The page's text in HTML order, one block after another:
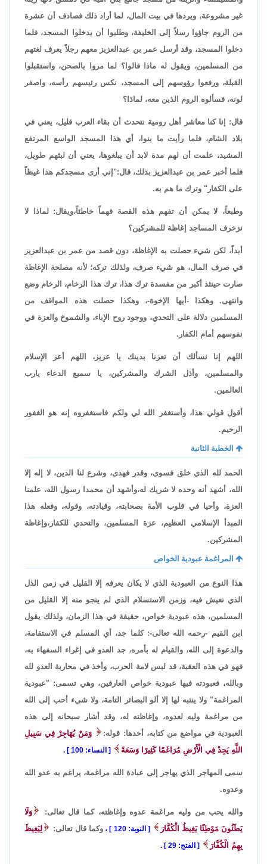
غير مشروعة، ويردها في بيت المال، لما أراد ذلك فصادف أن عشرة
من الروم جاؤوا رسلاً إلى الخليفة، وطلبوا أن يدخلوا المسجد، فلما
دخلوا المسجد، وقد أرسل عمر بن عبدالعزيز معهم رجلاً يعرف لغتهم
من المسلمين، ويقول له ماذا قالوا؟ لما مروا بالصحن، واستقبلوا
القبلة، ورفعوا رؤوسهم إلى المسجد، نكس رئيسهم رأسه، واصفر
لونه، فسألوه الروم الذين معه، لماذا؟
قال: إنا كنا معاشر أهل رومية نتحدث أن بقاء العرب قليل، يعني في
بلاد الشام، فلما رأيت ما بنوا، أي هذا المسجد الواسع المرتفع
المشيد، علمت أن لهم مدة لابد أن يبلغوها، يعني أن لبثهم طويل،
فلما أخبر عمر بن عبدالعزيز بذلك، قال:"إني أرى مسجدكم هذا غيظاً
على الكفار" وترك ما هم به.
وطبعاً، لا يمكن أن تفهم هذه القصة فهماً خاطئاً،ويقال: لماذا لا
نزخرف المساجد إغاظة للمشركين؟
أبداً، لكن شيء حصلت به الإغاظة، دون قصد من عمر بن عبدالعزيز
في صرف المال، هو شيء صرف، ولذلك تركه؛ لأنه مصلحة الإغاظة
صارت حينئذ أكبر من مفسدة ترك هذا، ترك هذا الرخام، الرخام وضع
وانتهى. وهكذا -أيها الإخوة-، وهكذا حصلت هذه المواقف من
المسلمين دلالة على التحدي، ووجود روح الإباء، والشموخ والعزة في
نفوسهم أمام الكفار.
اللهم إنا نسألك أن تعزنا بدينك يا عزيز، اللهم أعز الإسلام
والمسلمين، وأذل الشرك والمشركين، يا سميع الدعاء يارب
العالمين.
أقول قولي هذا، وأستغفر الله لي ولكم فاستغفروه إنه هو الغفور
الرحيم.
الخطبة الثانية
الحمد لله الذي خلق فسوى، وقدر فهدى، وشرع لنا الدين، لا إله إلا
الله، أشهد أنه وحده لا شريك له،وأشهد أن محمدا رسول الله، علمنا
العزة، وأحيا في قلوب الأمة بصحابته، وقيادته، وقوله، وفعله هذا
المبدأ الإسلامي العظيم، عزة المسلمين، والتحدي للكفار،وإغاظة
المشركين.
المراغمة عبودية الخواص
هذا النوع من العبودية الذي لا يكان يعرفه إلا القليل في زمن الذل
الذي نعيش فيه، وزمن الاستسلام الذي لم ينجو منه إلا القليل من
المسلمين، هذه عبودية خواص، حقيقة في هذا الزمان، ولذلك يقول
ابن القيم -رحمه الله تعالى-: كلما جد، أي المسلم في الاستقامة،
والدعوة إلى الله، والقيام له بأمره، جد العدو في إغراء السفهاء به،
فهو في هذه العقبة، قد لبس لامة الحرب، وأخذ في محاربة العدو لله
وبالله، فعبودته فيها عبودية خواص العارفين، وهي تسمى: "عبودية
المراغمة" ولا ينتبه لها إلا ألو البصائر التامة، ولا شيء أحب إلى الله
من مراغمة وليه لعدوه، وإغاظته له، وقد أشار سبحانه إلى هذه
العبودية في مواضع من كتابه، أحدها: قوله:
وَمَنْ يُهَاجِرْ فِي سَبِيلِ
اللَّهِ يَجِدْ فِي الْأَرْضِ مُرَاغَمًا كَثِيرًا وَسَعَةً
النساء: 100 .
سمى المهاجر الذي يهاجر إلى عبادة الله مراغمة، يراغم به عدو الله
وعدوه.
والله يحب من وليه مراغمة عدوه وإغاظته، كما قال تعالى:
وَلَا
يَطَئُونَ مَوْطِئًا يَغِيظُ الْكُفَّارَ
التوبة: 120 ، وكما قال تعالى:
لِيَغِيظَ
بِهِمُ الْكُفَّارَ
الفتح: 29 .